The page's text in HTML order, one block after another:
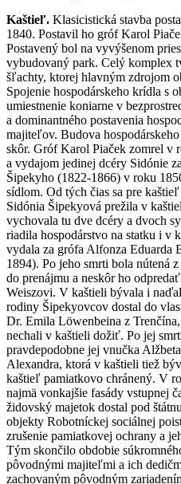
Kaštieľ. Klasicistická stavba
1840. Postavil ho gróf Karol
Postavený bol na vyvýšenom
vybudovaný park. Celý komplex
šľachty, ktorej hlavným zdrojom
Spojenie hospodárskeho krídla s
umiestnenie koniarne v
a dominantného postavenia
majiteľov. Budova
skôr. Gróf Karol Piaček zomrel v
a vydajom jedinej dcéry Sidónie
Šipekyho (1822-1866) v roku
sídlom. Od tých čias sa pre
Sidónia Šipekyová prežila v
vychovala tu dve dcéry a dvoch
riadila hospodárstvo na statku i v
vydala za grófa Alfonza Eduarda
1894). Po jeho smrti bola nútená
do prenájmu a neskôr ho
Weiszovi. V kaštieli bývala i
rodiny Šipekyovcov dostal do
Dr. Emila Löwenbeina z
nechali v kaštieli dožiť. Po jej
pravdepodobne jej vnučka
Alexandra, ktorá v kaštieli tiež
kaštieľ pamiatkovo chránený. V
najmä vonkajšie fasády vstupnej
židovský majetok dostal pod
objekty Robotníckej sociálnej
zrušenie pamiatkovej ochrany a
Tým skončilo obdobie
pôvodnými majiteľmi a ich
zachovaným pôvodným